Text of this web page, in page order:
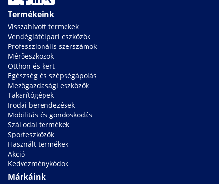
Termékeink
Visszahívott termékek
Vendéglátóipari eszközök
Professzionális szerszámok
Mérőeszközök
Otthon és kert
Egészség és szépségápolás
Mezőgazdasági eszközök
Takarítógépek
Irodai berendezések
Mobilitás és gondoskodás
Szállodai termékek
Sporteszközök
Használt termékek
Akció
Kedvezménykódok
Márkáink